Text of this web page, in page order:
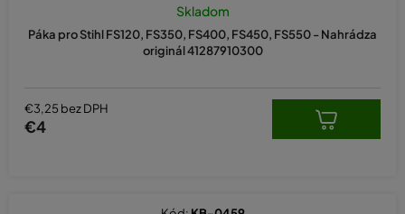
Páka pro Stihl FS120, FS350, FS400, FS450, FS550 - Nahrádza
originál 41287910300
Skladom
€3,25 bez DPH
€4